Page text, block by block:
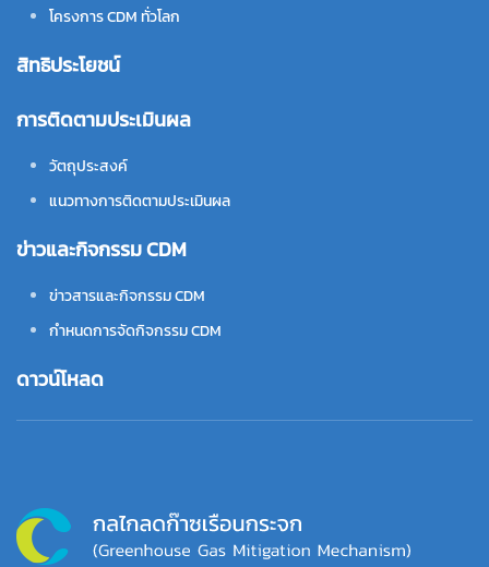
โครงการ CDM ทั่วโลก
สิทธิประโยชน์
การติดตามประเมินผล
วัตถุประสงค์
แนวทางการติดตามประเมินผล
ข่าวและกิจกรรม CDM
ข่าวสารและกิจกรรม CDM
กำหนดการจัดกิจกรรม CDM
ดาวน์โหลด